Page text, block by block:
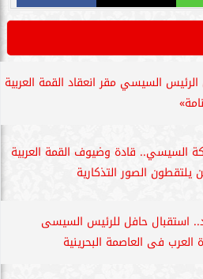
السيسي مقر انعقاد القمة العربية
السيسي.. قادة وضيوف القمة العربية
يلتقطون الصور التذكارية
استقبال حافل للرئيس السيسى
العرب فى العاصمة البحرينية